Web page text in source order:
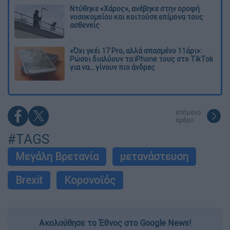
Ντύθηκε «Χάρος», ανέβηκε στην οροφή
νοσοκομείου και κοιτούσε επίμονα τους
ασθενείς
«Όχι γκέι 17 Pro, αλλά σπασμένο 11άρι»:
Ρώσοι διαλύουν τα iPhone τους στο TikTok
για να... γίνουν πιο άνδρες
επόμενο
άρθρο
#TAGS
Μεγάλη Βρετανία
μετανάστευση
Brexit
Κορονοϊός
Ακολούθησε το Έθνος στο Google News!